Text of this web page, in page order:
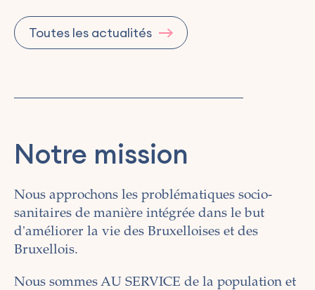
Toutes les actualités
Notre mission
Nous approchons les problématiques socio-
sanitaires de manière intégrée dans le but
d'améliorer la vie des Bruxelloises et des
Bruxellois.
Nous sommes AU SERVICE de la population et